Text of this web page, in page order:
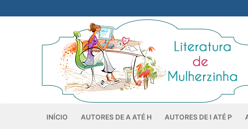
para
INÍCIO AUTORES DE A ATÉ H AUTORES DE I ATÉ P